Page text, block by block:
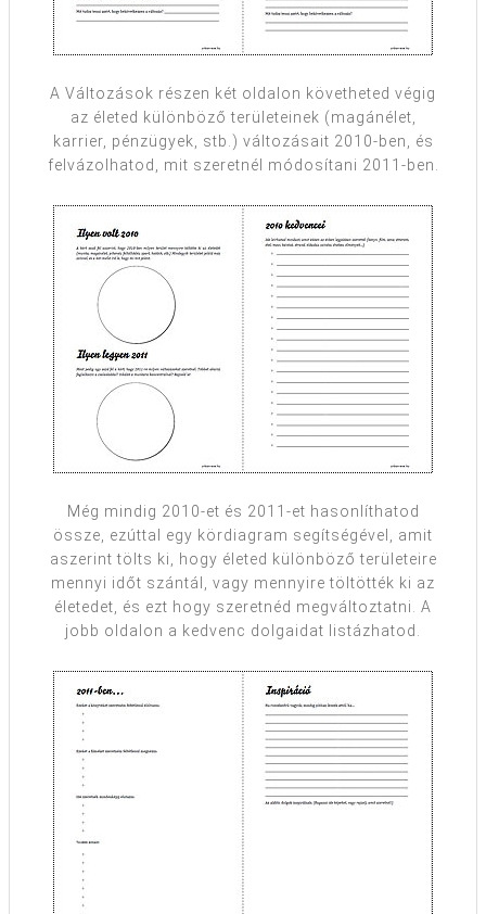
A Változások részen két oldalon követheted végig
az életed különböző területeinek (magánélet,
karrier, pénzügyek, stb.) változásait 2010-ben, és
felvázolhatod, mit szeretnél módosítani 2011-ben.
Még mindig 2010-et és 2011-et hasonlíthatod
össze, ezúttal egy kördiagram segítségével, amit
aszerint tölts ki, hogy életed különböző területeire
mennyi időt szántál, vagy mennyire töltötték ki az
életedet, és ezt hogy szeretnéd megváltoztatni. A
jobb oldalon a kedvenc dolgaidat listázhatod.